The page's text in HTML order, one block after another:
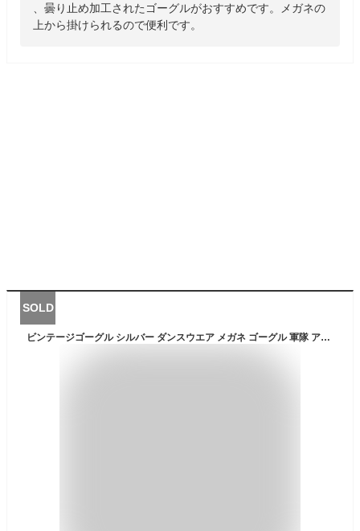
、曇り止め加工されたゴーグルがおすすめです。メガネの
上から掛けられるので便利です。
SOLD
ビンテージゴーグル シルバー ダンスウエア メガネ ゴーグル 軍隊 アーミー アクセサリー ステージ衣装 舞台衣装 衣装 コスプレ ミリタリー系 パーティグッズ 宴会 ハロウィン イベント バイク コスプレ小物 仮装 ミリタリーファッション ブラック 飾り 装飾 【送料無料】